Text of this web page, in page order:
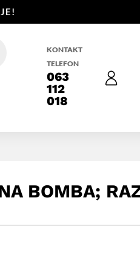
KONTAKT
TELEFON
063
112
018
BOMBA;